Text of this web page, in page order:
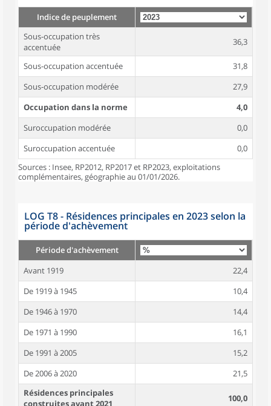
Indice de peuplement
Sous-occupation très
accentuée
36,3
Sous-occupation accentuée
31,8
Sous-occupation modérée
27,9
Occupation dans la norme
4,0
Suroccupation modérée
0,0
Suroccupation accentuée
0,0
Sources : Insee, RP2012, RP2017 et RP2023, exploitations
complémentaires, géographie au 01/01/2026.
LOG T8 - Résidences principales en 2023 selon la
période d'achèvement
Période d'achèvement
Avant 1919
22,4
De 1919 à 1945
10,4
De 1946 à 1970
14,4
De 1971 à 1990
16,1
De 1991 à 2005
15,2
De 2006 à 2020
21,5
Résidences principales
construites avant 2021
100,0